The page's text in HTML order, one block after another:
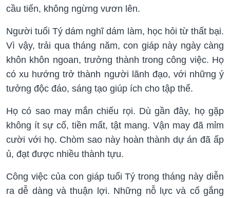
cầu tiến, không ngừng vươn lên.
Người tuổi Tý dám nghĩ dám làm, học hỏi từ thất bại.
Vì vậy, trải qua tháng năm, con giáp này ngày càng
khôn khôn ngoan, trưởng thành trong công việc. Họ
có xu hướng trở thành người lãnh đạo, với những ý
tưởng độc đáo, sáng tạo giúp ích cho tập thể.
Họ có sao may mắn chiếu rọi. Dù gần đây, họ gặp
không ít sự cố, tiền mất, tật mang. Vận may đã mỉm
cười với họ. Chòm sao này hoàn thành dự án đã ấp
ủ, đạt được nhiều thành tựu.
Công việc của con giáp tuổi Tý trong tháng này diễn
ra dễ dàng và thuận lợi. Những nỗ lực và cố gắng